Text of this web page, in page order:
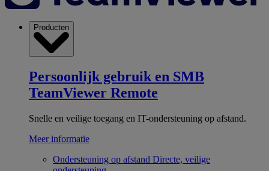
Producten
Persoonlijk gebruik en SMB
TeamViewer Remote
Snelle en veilige toegang en IT-ondersteuning op afstand.
Meer informatie
Ondersteuning op afstand Directe, veilige